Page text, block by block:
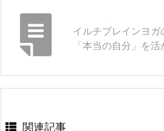
イルチブレインヨガ
「本当の自分」を
関連記事